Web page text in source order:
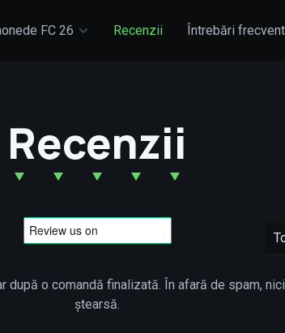
FC 26 Recenzii Întrebări
Recenzii
o comandă finalizată. În afară de spam,
ștearsă.